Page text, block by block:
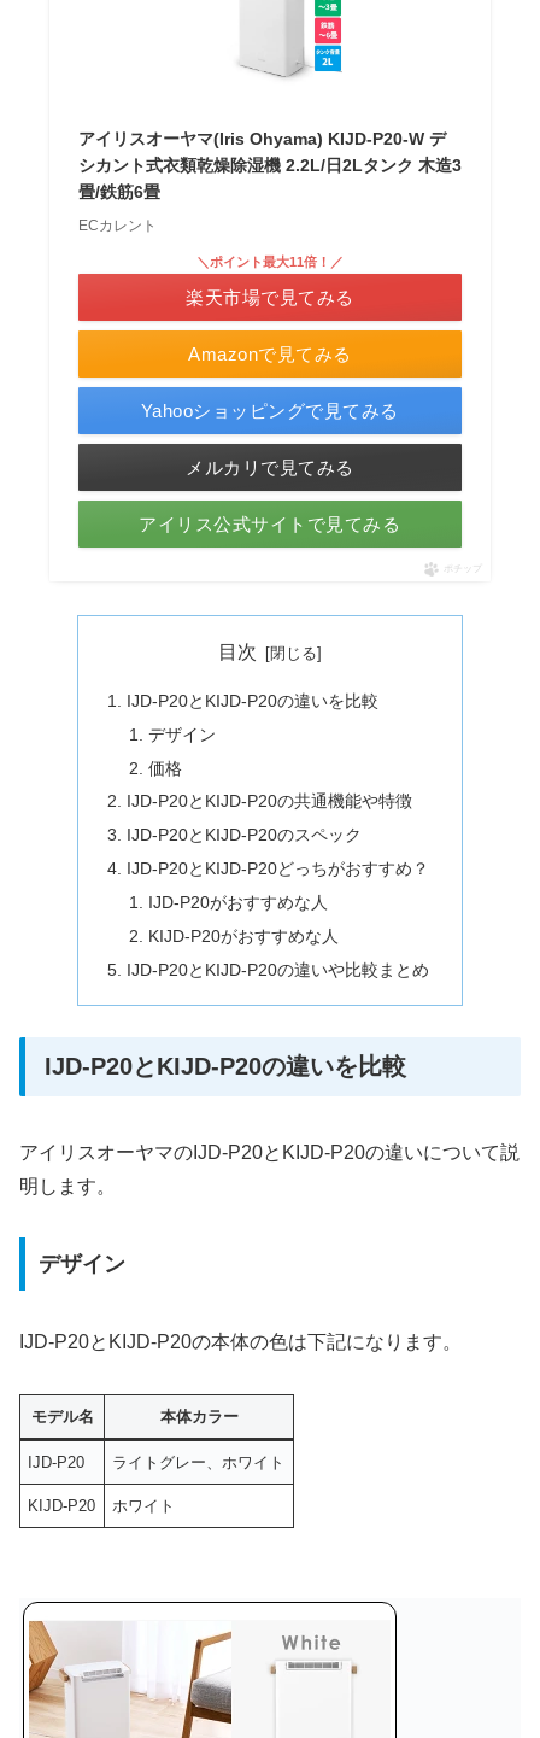
アイリスオーヤマ(Iris Ohyama) KIJD-P20-W デ
シカント式衣類乾燥除湿機 2.2L/日2Lタンク 木造3
畳/鉄筋6畳
ECカレント
Amazonで見てみる
＼ポイント最大11倍！／
楽天市場で見てみる
Yahooショッピングで見てみる
メルカリで見てみる
アイリス公式サイトで見てみる
ポチップ
目次
IJD-P20とKIJD-P20の違いを比較
デザイン
価格
IJD-P20とKIJD-P20の共通機能や特徴
IJD-P20とKIJD-P20のスペック
IJD-P20とKIJD-P20どっちがおすすめ？
IJD-P20がおすすめな人
KIJD-P20がおすすめな人
IJD-P20とKIJD-P20の違いや比較まとめ
IJD-P20とKIJD-P20の違いを比較
アイリスオーヤマのIJD-P20とKIJD-P20の違いについて説
明します。
デザイン
IJD-P20とKIJD-P20の本体の色は下記になります。
モデル名 本体カラー
IJD-P20 ライトグレー、ホワイト
KIJD-P20 ホワイト